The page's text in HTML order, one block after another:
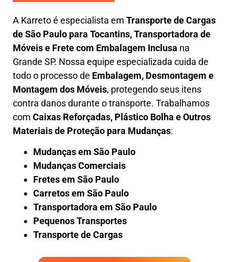
A Karretoé especialista em Transporte de Cargas
de São Paulo para Tocantins,Transportadora de
Móveis e Frete com Embalagem Inclusa na
Grande SP. Nossa equipe especializada cuida de
todo o processo de Embalagem, Desmontagem e
Montagem dos Móveis, protegendo seus itens
contra danos durante o transporte. Trabalhamos
com Caixas Reforçadas, Plástico Bolha e Outros
Materiais de Proteção para Mudanças:
Mudanças em São Paulo
Mudanças Comerciais
Fretes em São Paulo
Carretos em São Paulo
Transportadora em São Paulo
Pequenos Transportes
Transporte de Cargas